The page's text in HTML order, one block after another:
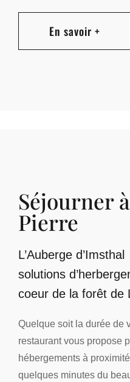
En savoir +
Séjourner
Pierre
L’Auberge
solutions
coeur de la forêt de
Quelque soit la durée de
restaurant vous propose
hébergements à
quelques minutes du